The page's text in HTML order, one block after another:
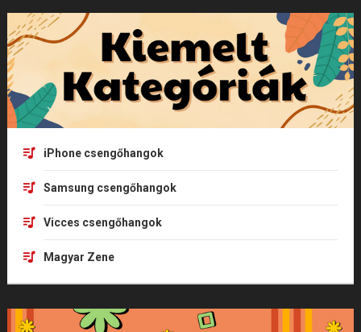
iPhone csengőhangok
Samsung csengőhangok
Vicces csengőhangok
Magyar Zene